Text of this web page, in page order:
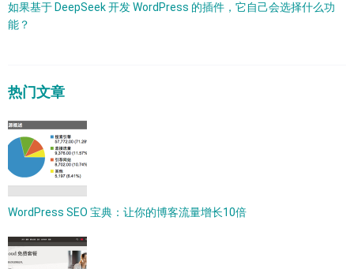
如果基于 DeepSeek 开发 WordPress 的插件，它自己会选择什么功
能？
热门文章
WordPress SEO 宝典：让你的博客流量增长10倍